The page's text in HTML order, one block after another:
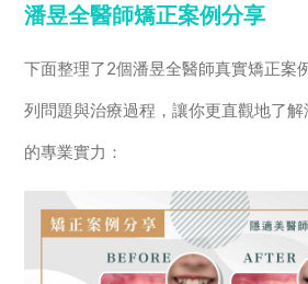
潘昱全醫師矯正案例分享
下面整理了2個潘昱全醫師真實矯正案
列問題與治療過程，讓你更直觀地了
的專業實力：